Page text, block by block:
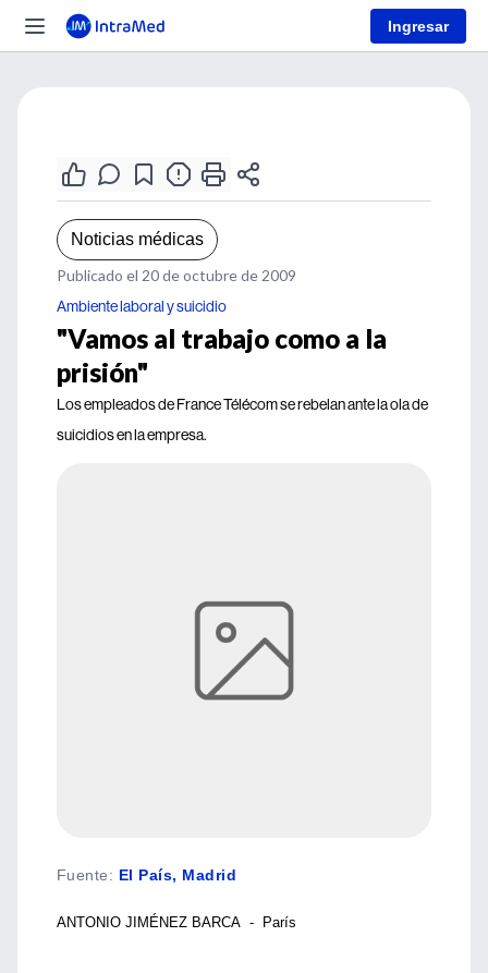
Ingresar
Noticias médicas
Publicado el 20 de octubre de 2009
Ambiente laboral y suicidio
"Vamos al trabajo como a la
prisión"
Los empleados de France Télécom se rebelan ante la ola de
suicidios en la empresa.
Fuente: El País, Madrid
ANTONIO JIMÉNEZ BARCA - París